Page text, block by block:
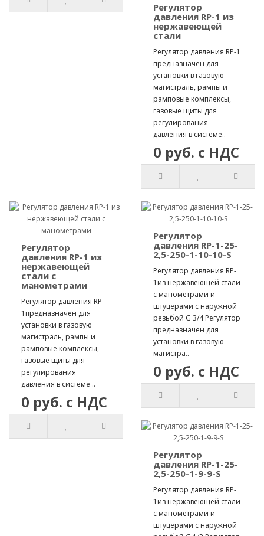
Регулятор
давления RP-1 из
нержавеющей
стали
Регулятор давления RP-1
предназначен для
установки в газовую
магистраль, рампы и
рамповые комплексы,
газовые щиты для
регулирования
давления в системе..
0 руб. с НДС
Регулятор
давления RP-1 из
нержавеющей
стали с
манометрами
Регулятор давления RP-
1предназначен для
установки в газовую
магистраль, рампы и
рамповые комплексы,
газовые щиты для
регулирования
давления в системе ..
0 руб. с НДС
Регулятор
давления RP-1-25-
2,5-250-1-10-10-S
Регулятор давления RP-
1из нержавеющей стали
с манометрами и
штуцерами с наружной
резьбой G 3/4 Регулятор
предназначен для
установки в газовую
магистра..
0 руб. с НДС
Регулятор
давления RP-1-25-
2,5-250-1-9-9-S
Регулятор давления RP-
1из нержавеющей стали
с манометрами и
штуцерами с наружной